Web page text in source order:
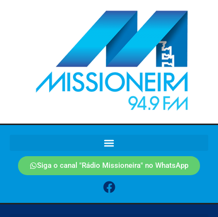
Siga o canal "Rádio Missioneira" no WhatsApp